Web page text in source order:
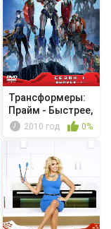
Трансформеры:
Прайм - Быстрее,
сильнее
2010 год 0%